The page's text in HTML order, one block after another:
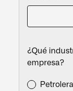
¿Qué
empresa?
Petrolera